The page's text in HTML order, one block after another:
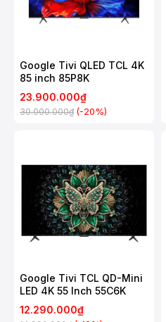
Google Tivi QLED TCL 4K
85 inch 85P8K
23.900.000₫
30.000.000₫ (-20%)
Google Tivi TCL QD-Mini
LED 4K 55 Inch 55C6K
12.290.000₫